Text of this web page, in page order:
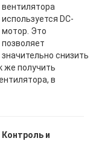
вентилятора
используется DC-
мотор. Это
позволяет
значительно снизить
же получить
в
Контроль и